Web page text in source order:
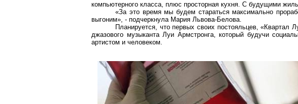
компьютерного класса, плюс просторная кухня. С будущими
«За это время мы будем стараться максимально
выгоним», - подчеркнула Мария Львова-Белова.
Планируется, что первых своих постояльцев, «Квартал
джазового музыканта Луи Армстронга, который будучи
артистом и человеком.